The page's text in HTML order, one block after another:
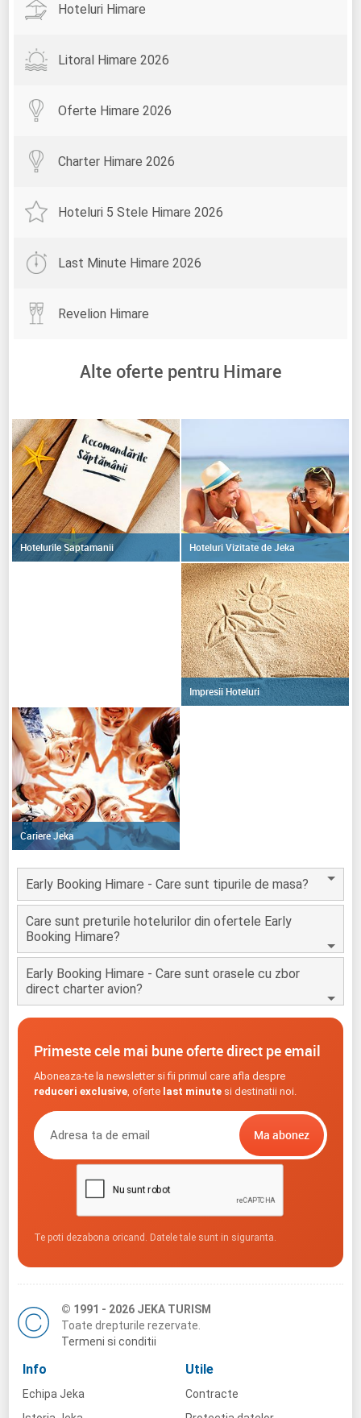
Hoteluri Himare
Litoral Himare 2026
Oferte Himare 2026
Charter Himare 2026
Hoteluri 5 Stele Himare 2026
Last Minute Himare 2026
Revelion Himare
Alte oferte pentru Himare
Hotelurile Saptamanii Hoteluri Vizitate de Jeka
Impresii Hoteluri
Cariere Jeka
Early Booking Himare - Care sunt tipurile de masa?
Care sunt preturile hotelurilor din ofertele Early
Booking Himare?
Early Booking Himare - Care sunt orasele cu zbor
direct charter avion?
Primeste cele mai bune oferte direct pe email
Aboneaza-te la newsletter si fii primul care afla despre
reduceri exclusive, oferte last minutesi destinatii noi.
Te poti dezabona oricand. Datele tale sunt in siguranta.
© 1991 - 2026 JEKA TURISM
Toate drepturile rezervate.
Termeni si conditii
Info
Echipa Jeka
Utile
Contracte